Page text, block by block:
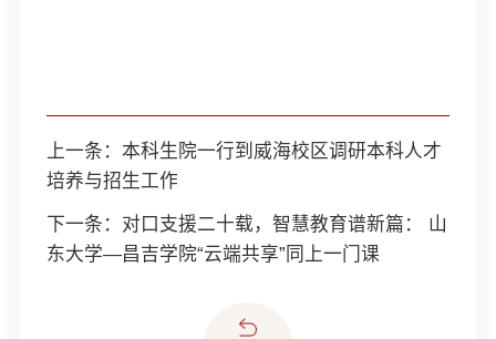
上一条： 本科生院一行到威海校区调研本科人才
培养与招生工作
下一条： 对口支援二十载，智慧教育谱新篇： 山
东大学—昌吉学院“云端共享”同上一门课